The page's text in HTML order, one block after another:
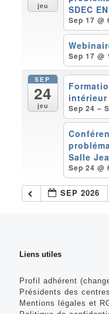
jeu
SDEC
Sep 17 @
Sep 17 @
SEP
24
jeu Sep 24 –
Salle
Sep 24 @
SEP 2026
Liens utiles
Profil adhérent
Présidents des
Mentions légales et